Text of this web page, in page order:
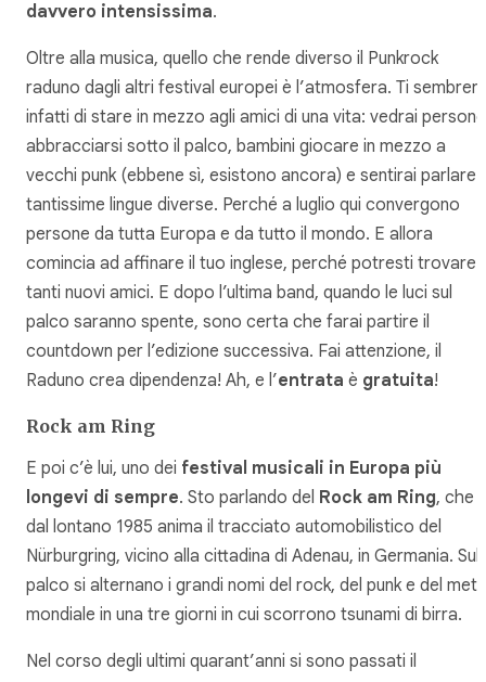
davvero intensissima.
Oltre alla musica, quello che rende diverso il Punkrock
raduno dagli altri festival europei è l’atmosfera. Ti
infatti di stare in mezzo agli amici di una vita: vedrai persone
abbracciarsi sotto il palco, bambini giocare in mezzo a
vecchi punk (ebbene sì, esistono ancora) e sentirai parlare
tantissime lingue diverse. Perché a luglio qui convergono
persone da tutta Europa e da tutto il mondo. E allora
comincia ad affinare il tuo inglese, perché potresti trovare
tanti nuovi amici. E dopo l’ultima band, quando le luci sul
palco saranno spente, sono certa che farai partire il
countdown per l’edizione successiva. Fai attenzione, il
Raduno crea dipendenza! Ah, e l’entrata è gratuita!
Rock am Ring
E poi c’è lui, uno dei festival musicali in Europa più
longevi di sempre. Sto parlando del Rock am Ring, che
dal lontano 1985 anima il tracciato automobilistico del
Nürburgring, vicino alla cittadina di Adenau, in Germania. Sul
palco si alternano i grandi nomi del rock, del punk e del
mondiale in una tre giorni in cui scorrono tsunami di birra.
Nel corso degli ultimi quarant’anni si sono passati il